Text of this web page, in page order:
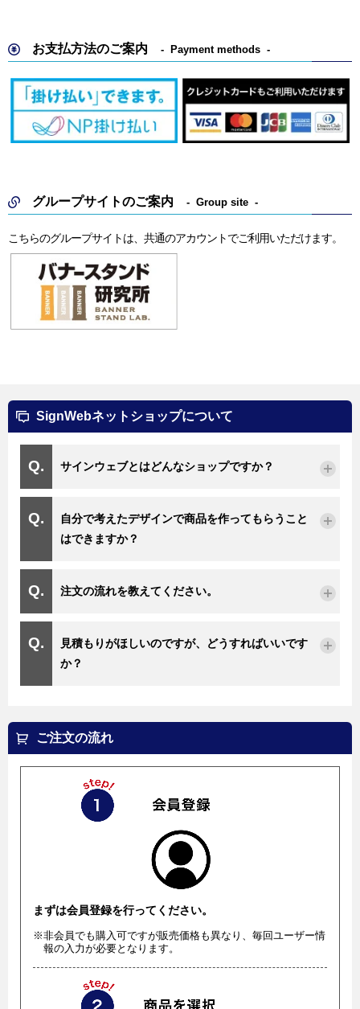
お支払方法のご案内 Payment methods
グループサイトのご案内 Group site
こちらのグループサイトは、共通のアカウントでご利用いただけます。
SignWebネットショップについて
サインウェブとはどんなショップですか？
自分で考えたデザインで商品を作ってもらうこと
はできますか？
注文の流れを教えてください。
見積もりがほしいのですが、どうすればいいです
か？
ご注文の流れ
まずは会員登録を行ってください。
※非会員でも購入可ですが販売価格も異なり、毎回ユーザー情
報の入力が必要となります。